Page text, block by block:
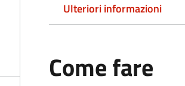
Ulteriori informazioni
Come fare